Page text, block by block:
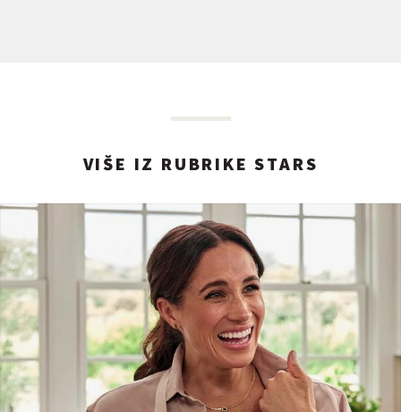
VIŠE IZ RUBRIKE STARS